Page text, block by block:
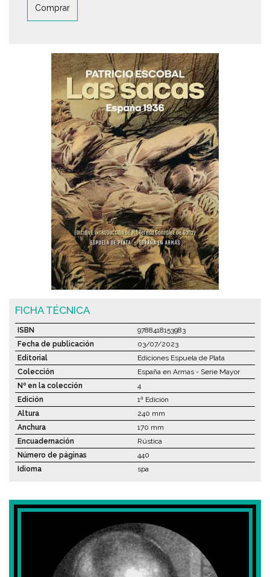
Comprar
FICHA TÉCNICA
ISBN
9788418153983
Fecha de publicación
03/07/2023
Editorial
Ediciones Espuela de Plata
Colección
España en Armas - Serie Mayor
Nº en la colección
4
Edición
1ª Edición
Altura
240 mm
Anchura
170 mm
Encuadernación
Rústica
Número de páginas
440
Idioma
spa